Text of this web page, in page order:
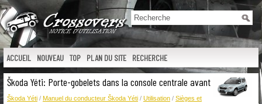
ACCUEIL NOUVEAU TOP PLAN DU SITE RECHERCHE
Škoda Yéti: Porte-gobelets dans la console centrale avant
Škoda Yéti / Manuel du conducteur Škoda Yéti / Utilisation / Sièges et